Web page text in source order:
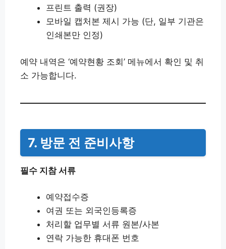
프린트 출력 (권장)
모바일 캡처본 제시 가능 (단, 일부 기관은
인쇄본만 인정)
예약 내역은 ‘예약현황 조회’ 메뉴에서 확인 및 취
소 가능합니다.
7. 방문 전 준비사항
필수 지참 서류
예약접수증
여권 또는 외국인등록증
처리할 업무별 서류 원본/사본
연락 가능한 휴대폰 번호